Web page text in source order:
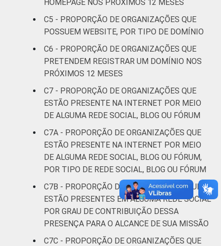
* Base: 3283 organizações sem fins
lucrativos. Respostas estimuladas. Dados
coletados entre outubro de 2013 e abril de
2014.
Fonte: NIC.br - out 2013 / abr 2014
HOMEPAGE NOS PRÓXIMOS 12 MESES
C5 - PROPORÇÃO DE ORGANIZAÇÕES QUE
POSSUEM WEBSITE, POR TIPO DE DOMÍNIO
C6 - PROPORÇÃO DE ORGANIZAÇÕES QUE
PRETENDEM REGISTRAR UM DOMÍNIO NOS
PRÓXIMOS 12 MESES
C7 - PROPORÇÃO DE ORGANIZAÇÕES QUE
ESTÃO PRESENTE NA INTERNET POR MEIO
DE ALGUMA REDE SOCIAL, BLOG OU FÓRUM
C7A - PROPORÇÃO DE ORGANIZAÇÕES QUE
ESTÃO PRESENTE NA INTERNET POR MEIO
DE ALGUMA REDE SOCIAL, BLOG OU FÓRUM,
POR TIPO DE REDE SOCIAL, BLOG OU FÓRUM
C7B - PROPORÇÃO DE ORGANIZAÇÕES QUE
ESTÃO PRESENTES EM ALGUMA REDE SOCIAL
POR GRAU DE CONTRIBUIÇÃO DESSA
PRESENÇA PARA O ALCANCE DE SUA MISSÃO
C7C - PROPORÇÃO DE ORGANIZAÇÕES QUE